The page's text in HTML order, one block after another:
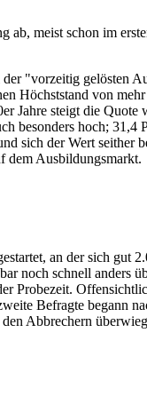
ab, meist schon im
"vorzeitig gelösten
Höchststand von
Jahre steigt die
besonders hoch; 31,4
der Wert seither
dem Ausbildungsmarkt.
an der sich gut
noch schnell anders
Probezeit.
Befragte begann
Abbrechern